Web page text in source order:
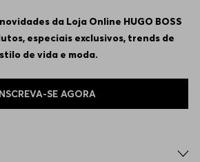
da Loja Online HUGO BOSS
especiais exclusivos, trends de
de vida e moda.
SE AGORA